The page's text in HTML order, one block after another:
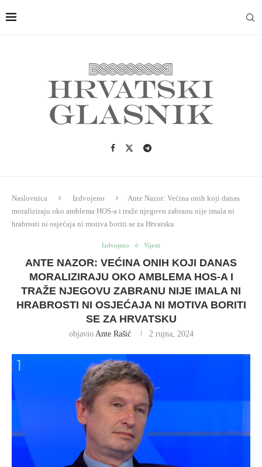
Naslovnica Izdvojeno
Ante Nazor: Većina onih koji danas
moraliziraju oko amblema HOS-a i traže njegovu zabranu nije imala ni
hrabrosti ni osjećaja ni motiva boriti se za Hrvatsku
Izdvojeno Vijesti
ANTE NAZOR: VEĆINA ONIH KOJI DANAS
MORALIZIRAJU OKO AMBLEMA HOS-A I
TRAŽE NJEGOVU ZABRANU NIJE IMALA NI
HRABROSTI NI OSJEĆAJA NI MOTIVA BORITI
SE ZA HRVATSKU
objavio Ante Rašić 2 rujna, 2024